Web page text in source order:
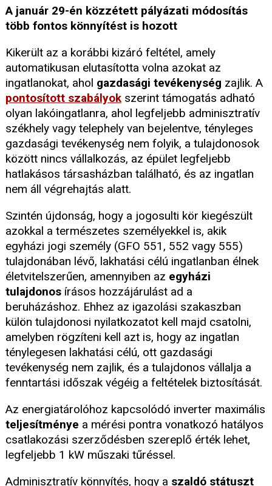
A január 29-én közzétett pályázati módosítás
több fontos könnyítést is hozott
Kikerült az a korábbi kizáró feltétel, amely
automatikusan elutasította volna azokat az
ingatlanokat, ahol gazdasági tevékenység zajlik. A
pontosított szabályok szerint támogatás adható
olyan lakóingatlanra, ahol legfeljebb adminisztratív
székhely vagy telephely van bejelentve, tényleges
gazdasági tevékenység nem folyik, a tulajdonosok
között nincs vállalkozás, az épület legfeljebb
hatlakásos társasházban található, és az ingatlan
nem áll végrehajtás alatt.
Szintén újdonság, hogy a jogosulti kör kiegészült
azokkal a természetes személyekkel is, akik
egyházi jogi személy (GFO 551, 552 vagy 555)
tulajdonában lévő, lakhatási célú ingatlanban élnek
életvitelszerűen, amennyiben az egyházi
tulajdonos írásos hozzájárulást ad a
beruházáshoz. Ehhez az igazolási szakaszban
külön tulajdonosi nyilatkozatot kell majd csatolni,
amelyben rögzíteni kell azt is, hogy az ingatlan
ténylegesen lakhatási célú, ott gazdasági
tevékenység nem zajlik, és a tulajdonos vállalja a
fenntartási időszak végéig a feltételek biztosítását.
Az energiatárolóhoz kapcsolódó inverter maximális
teljesítménye a mérési pontra vonatkozó hatályos
csatlakozási szerződésben szereplő érték lehet,
legfeljebb 1 kW műszaki tűréssel.
Adminisztratív könnyítés, hogy a szaldó státuszt